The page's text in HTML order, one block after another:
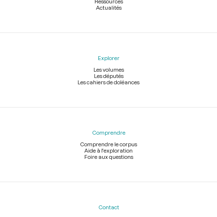
Actualités
Explorer
Les volumes
Les députés
Les cahiers de doléances
Comprendre
Comprendre le corpus
Aide à l'exploration
Foire aux questions
Contact